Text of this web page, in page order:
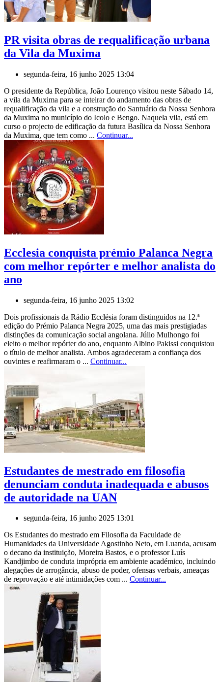
PR visita obras de requalificação urbana
da Vila da Muxima
segunda-feira, 16 junho 2025 13:04
O presidente da República, João Lourenço visitou neste Sábado 14,
a vila da Muxima para se inteirar do andamento das obras de
requalificação da vila e a construção do Santuário da Nossa Senhora
da Muxima no município do Icolo e Bengo. Naquela vila, está em
curso o projecto de edificação da futura Basílica da Nossa Senhora
da Muxima, que tem como ... Continuar...
Ecclesia conquista prémio Palanca Negra
com melhor repórter e melhor analista do
ano
segunda-feira, 16 junho 2025 13:02
Dois profissionais da Rádio Ecclésia foram distinguidos na 12.ª
edição do Prémio Palanca Negra 2025, uma das mais prestigiadas
distinções da comunicação social angolana. Júlio Mulhongo foi
eleito o melhor repórter do ano, enquanto Albino Pakissi conquistou
o título de melhor analista. Ambos agradeceram a confiança dos
ouvintes e reafirmaram o ... Continuar...
Estudantes de mestrado em filosofia
denunciam conduta inadequada e abusos
de autoridade na UAN
segunda-feira, 16 junho 2025 13:01
Os Estudantes do mestrado em Filosofia da Faculdade de
Humanidades da Universidade Agostinho Neto, em Luanda, acusam
o decano da instituição, Moreira Bastos, e o professor Luís
Kandjimbo de conduta imprópria em ambiente académico, incluindo
alegações de arrogância, abuso de poder, ofensas verbais, ameaças
de reprovação e até intimidações com ... Continuar...